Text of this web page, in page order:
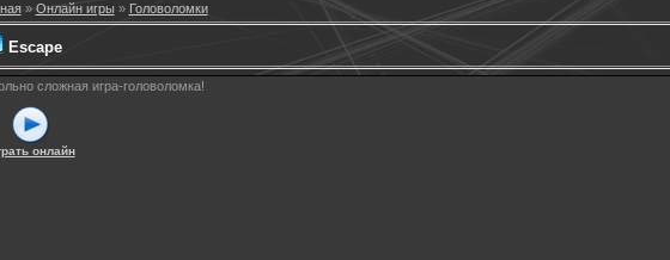
» Онлайн игры » Головоломки
Escape
сложная игра-головоломка!
онлайн